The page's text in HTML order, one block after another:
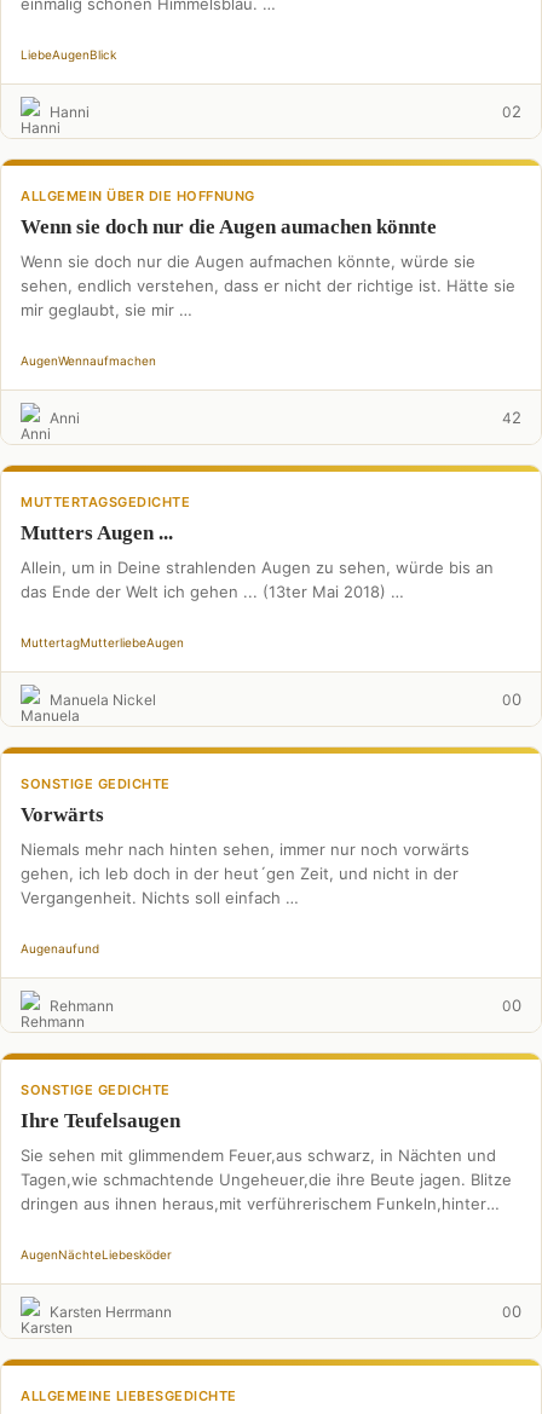
LiebeAugenBlick
Hanni 02
ALLGEMEIN ÜBER DIE HOFFNUNG
Wenn sie doch nur die Augen aumachen könnte
Wenn sie doch nur die Augen aufmachen könnte, würde sie
sehen, endlich verstehen, dass er nicht der richtige ist. Hätte sie
mir geglaubt, sie mir …
AugenWennaufmachen
Anni 42
MUTTERTAGSGEDICHTE
Mutters Augen ...
Allein, um in Deine strahlenden Augen zu sehen, würde bis an
das Ende der Welt ich gehen ... (13ter Mai 2018) …
MuttertagMutterliebeAugen
Manuela Nickel 00
SONSTIGE GEDICHTE
Vorwärts
Niemals mehr nach hinten sehen, immer nur noch vorwärts
gehen, ich leb doch in der heut´gen Zeit, und nicht in der
Vergangenheit. Nichts soll einfach …
Augenaufund
Rehmann 00
SONSTIGE GEDICHTE
Ihre Teufelsaugen
Sie sehen mit glimmendem Feuer,aus schwarz, in Nächten und
Tagen,wie schmachtende Ungeheuer,die ihre Beute jagen. Blitze
dringen aus ihnen heraus,mit verführerischem Funkeln,hinter
AugenNächteLiebesköder
Karsten Herrmann 00
ALLGEMEINE LIEBESGEDICHTE